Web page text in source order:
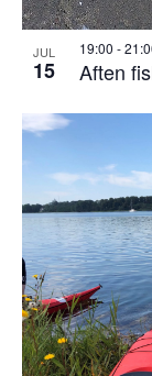
JUL
15 Aften
19:00 -